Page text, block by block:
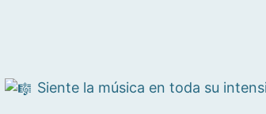
Siente la música en toda su